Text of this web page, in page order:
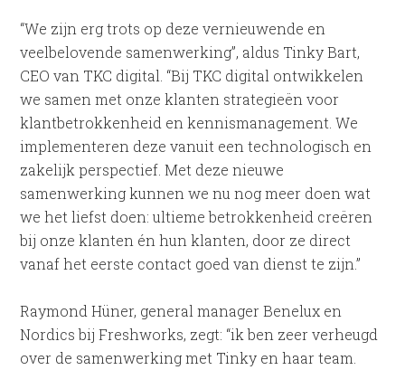
“We zijn erg trots op deze vernieuwende en
veelbelovende samenwerking”, aldus Tinky Bart,
CEO van TKC digital. “Bij TKC digital ontwikkelen
we samen met onze klanten strategieën voor
klantbetrokkenheid en kennismanagement. We
implementeren deze vanuit een technologisch en
zakelijk perspectief. Met deze nieuwe
samenwerking kunnen we nu nog meer doen wat
we het liefst doen: ultieme betrokkenheid creëren
bij onze klanten én hun klanten, door ze direct
vanaf het eerste contact goed van dienst te zijn.”
Raymond Hüner, general manager Benelux en
Nordics bij Freshworks, zegt: “ik ben zeer verheugd
over de samenwerking met Tinky en haar team.